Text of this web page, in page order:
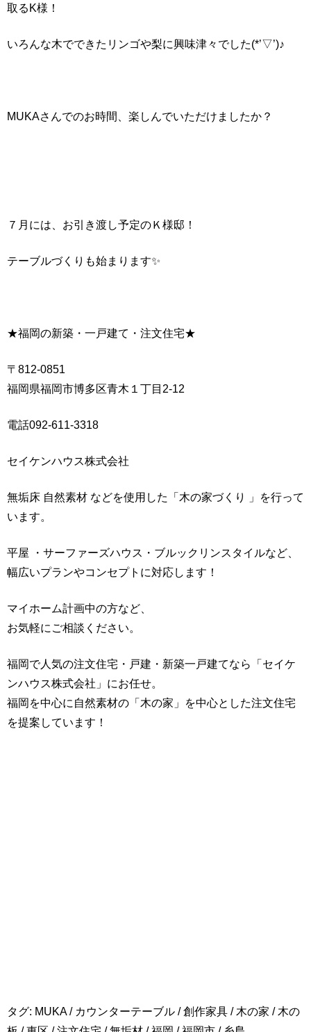
取るK様！
いろんな木でできたリンゴや梨に興味津々でした(*’▽’)♪
MUKAさんでのお時間、楽しんでいただけましたか？
７月には、お引き渡し予定のＫ様邸！
テーブルづくりも始まります✨
★福岡の新築・一戸建て・注文住宅★
〒812-0851
福岡県福岡市博多区青木１丁目2-12
電話092-611-3318
セイケンハウス株式会社
無垢床 自然素材 などを使用した「木の家づくり 」を行って
います。
平屋 ・サーファーズハウス・ブルックリンスタイルなど、
幅広いプランやコンセプトに対応します！
マイホーム計画中の方など、
お気軽にご相談ください。
福岡で人気の注文住宅・戸建・新築一戸建てなら「セイケ
ンハウス株式会社」にお任せ。
福岡を中心に自然素材の「木の家」を中心とした注文住宅
を提案しています！
タグ: MUKA/ カウンターテーブル /創作家具 / 木の家 / 木の